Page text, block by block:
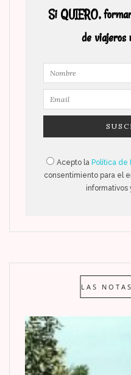
Si QUIERO,
de viajeros
Acepto la Política de
consentimiento para el
informativos
LAS